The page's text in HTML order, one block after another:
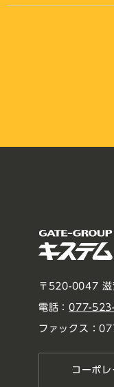
〒520-0047 滋
電話：077-
ファックス：
コーポ